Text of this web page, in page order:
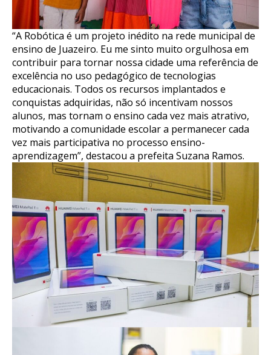
“A Robótica é um projeto inédito na rede municipal de
ensino de Juazeiro. Eu me sinto muito orgulhosa em
contribuir para tornar nossa cidade uma referência de
excelência no uso pedagógico de tecnologias
educacionais. Todos os recursos implantados e
conquistas adquiridas, não só incentivam nossos
alunos, mas tornam o ensino cada vez mais atrativo,
motivando a comunidade escolar a permanecer cada
vez mais participativa no processo ensino-
aprendizagem”, destacou a prefeita Suzana Ramos.